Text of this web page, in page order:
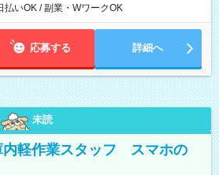
日の中で、お好きな曜日でご勤務いただけま
ように、自由な働き方が可能なお仕事です！
払いOK / 副業・WワークOK
応募する 詳細へ
未読
内軽作業スタッフ スマホの